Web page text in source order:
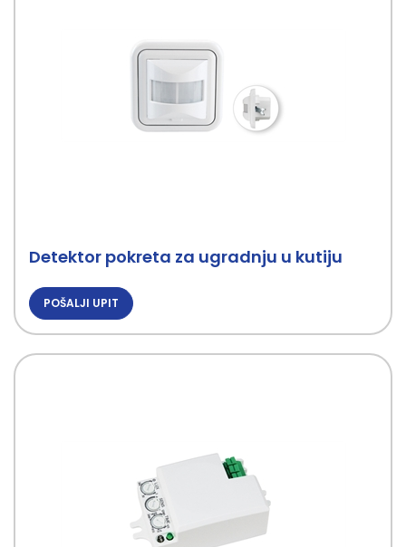
Detektor pokreta za ugradnju u kutiju
POŠALJI UPIT